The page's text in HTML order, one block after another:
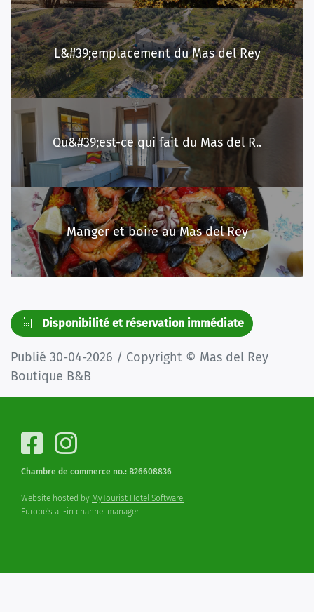
L&#39;emplacement du Mas del Rey
Qu&#39;est-ce qui fait du Mas del R..
Manger et boire au Mas del Rey
Disponibilité et réservation immédiate
Publié 30-04-2026 / Copyright © Mas del Rey
Boutique B&B
Chambre de commerce no.: B26608836
Website hosted by MyTourist Hotel Software.
Europe's all-in channel manager.